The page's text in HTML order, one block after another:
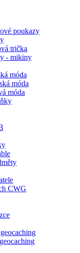
poukazy
trička
- mikiny
móda
móda
móda
CWG